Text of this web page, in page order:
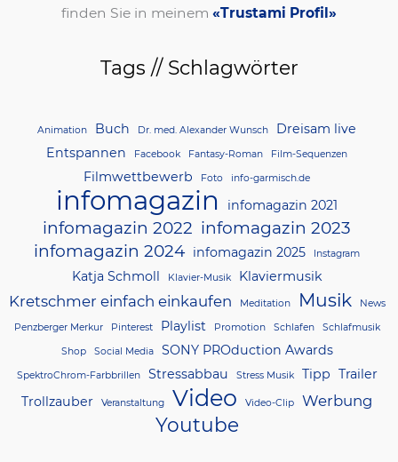
finden Sie in meinem «Trustami Profil»
Tags // Schlagwörter
Animation Buch Dr. med. Alexander Wunsch
Dreisam live
Entspannen
Facebook Fantasy-Roman Film-Sequenzen
Filmwettbewerb Foto info-garmisch.de
infomagazin infomagazin 2021
infomagazin 2022 infomagazin 2023
infomagazin 2024 infomagazin 2025 Instagram
Katja Schmoll Klavier-Musik Klaviermusik
Kretschmer einfach einkaufen Meditation Musik News
Penzberger Merkur Pinterest Playlist Promotion Schlafen Schlafmusik
Shop Social Media SONY PROduction Awards
SpektroChrom-Farbbrillen Stressabbau Stress Musik Tipp Trailer
Trollzauber
Veranstaltung Video Video-Clip Werbung
Youtube